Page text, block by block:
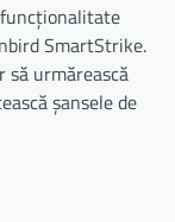
SmartStrike.
urmărească
șansele de